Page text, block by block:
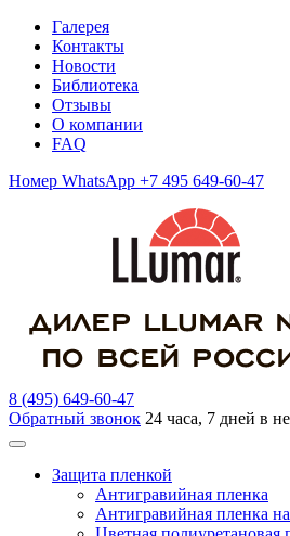
Галерея
Контакты
Новости
Библиотека
Отзывы
О компании
FAQ
Номер WhatsApp +7 495 649-60-47
8 (495) 649-60-47
Обратный звонок 24 часа, 7 дней в
Защита пленкой
Антигравийная пленка
Антигравийная пленка